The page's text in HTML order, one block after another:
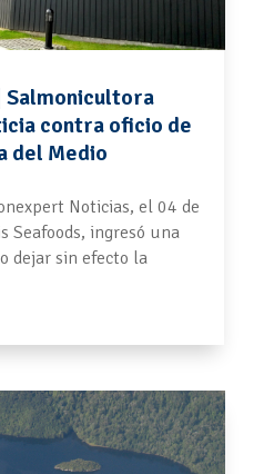
contra oficio de
del Medio
Noticias, el 04 de
Seafoods, ingresó una
dejar sin efecto la